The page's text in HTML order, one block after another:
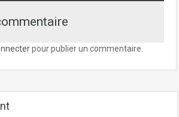
pour publier un commentaire.